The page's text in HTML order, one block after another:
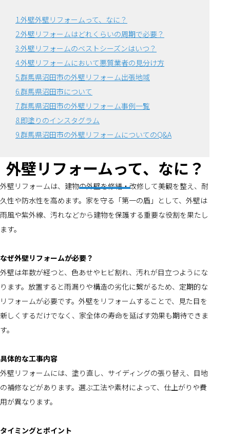
1.外壁外壁リフォームって、なに？
2.外壁リフォームはどれくらいの周期で必要？
3.外壁リフォームのベストシーズンはいつ？
4.外壁リフォームにおいて悪質業者の見分け方
5.群馬県沼田市の外壁リフォーム出張地域
6.群馬県沼田市について
7.群馬県沼田市の外壁リフォーム事例一覧
8.即塗りのインスタグラム
9.群馬県沼田市の外壁リフォームについてのQ&A
外壁リフォームって、なに？
外壁リフォームは、建物の外壁を修繕・改修して美観を整え、耐
久性や防水性を高めます。家を守る「第一の盾」として、外壁は
雨風や紫外線、汚れなどから建物を保護する重要な役割を果たし
ます。
なぜ外壁リフォームが必要？
外壁は年数が経つと、色あせやヒビ割れ、汚れが目立つようにな
ります。放置すると雨漏りや構造の劣化に繋がるため、定期的な
リフォームが必要です。外壁をリフォームすることで、見た目を
新しくするだけでなく、家全体の寿命を延ばす効果も期待できま
す。
具体的な工事内容
外壁リフォームには、塗り直し、サイディングの張り替え、目地
の補修などがあります。選ぶ工法や素材によって、仕上がりや費
用が異なります。
タイミングとポイント